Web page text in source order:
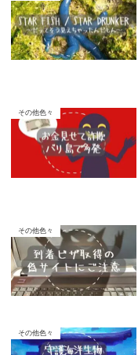
その他色々
その他色々
その他色々